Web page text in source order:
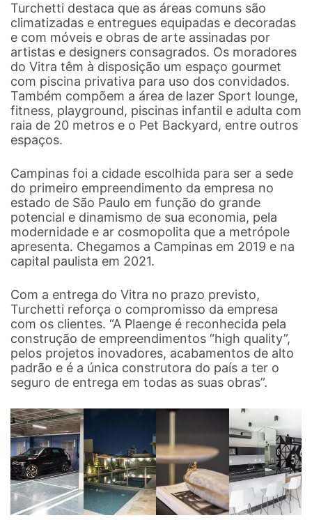
Turchetti destaca que as áreas comuns são
climatizadas e entregues equipadas e decoradas
e com móveis e obras de arte assinadas por
artistas e designers consagrados. Os moradores
do Vitra têm à disposição um espaço gourmet
com piscina privativa para uso dos convidados.
Também compõem a área de lazer Sport lounge,
fitness, playground, piscinas infantil e adulta com
raia de 20 metros e o Pet Backyard, entre outros
espaços.
Campinas foi a cidade escolhida para ser a sede
do primeiro empreendimento da empresa no
estado de São Paulo em função do grande
potencial e dinamismo de sua economia, pela
modernidade e ar cosmopolita que a metrópole
apresenta. Chegamos a Campinas em 2019 e na
capital paulista em 2021.
Com a entrega do Vitra no prazo previsto,
Turchetti reforça o compromisso da empresa
com os clientes. “A Plaenge é reconhecida pela
construção de empreendimentos “high quality”,
pelos projetos inovadores, acabamentos de alto
padrão e é a única construtora do país a ter o
seguro de entrega em todas as suas obras”.